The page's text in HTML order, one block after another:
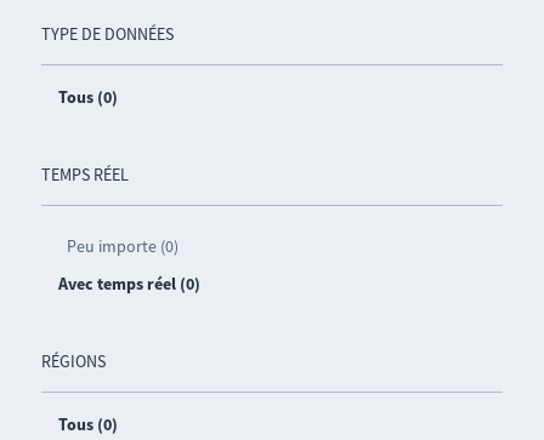
TYPE DE DONNÉES
Tous (0)
TEMPS RÉEL
Peu importe (0)
Avec temps réel (0)
RÉGIONS
Tous (0)